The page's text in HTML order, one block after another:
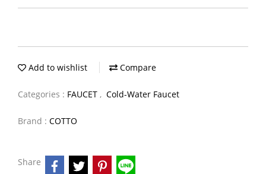
Add to wishlist Compare
Categories : FAUCET , Cold-Water Faucet
Brand : COTTO
Share